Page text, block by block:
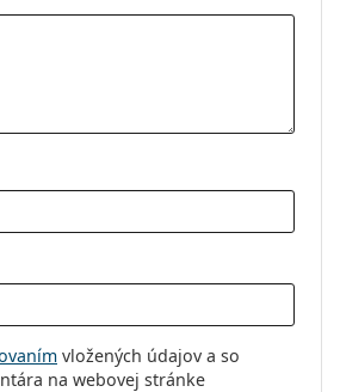
vložených údajov a so
na webovej stránke